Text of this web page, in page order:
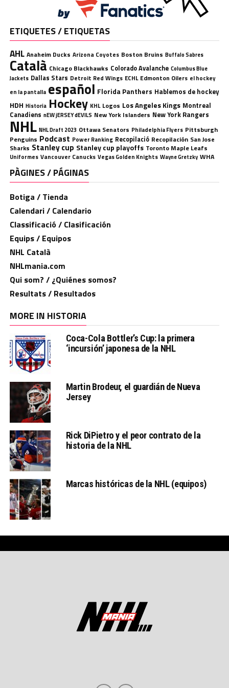
ETIQUETES / ETIQUETAS
AHL Anaheim Ducks Arizona Coyotes Boston Bruins Buffalo Sabres
Català Chicago Blackhawks Colorado Avalanche Columbus Blue
Jackets Dallas Stars Detroit Red Wings ECHL Edmonton Oilers el hockey
en la pantalla español Florida Panthers Hablemos de hockey
HDH Historia Hockey KHL Logos Los Angeles Kings Montreal
Canadiens nEW jERSEY dEVILS New York Islanders New York Rangers
NHL NHL Draft 2023 Ottawa Senators Philadelphia Flyers Pittsburgh
Penguins Podcast Power Ranking Recopilació Recopilación San Jose
Sharks Stanley cup Stanley cup playoffs Toronto Maple Leafs
Uniformes Vancouver Canucks Vegas Golden Knights Wayne Gretzky WHA
PÀGINES / PÁGINAS
Botiga / Tienda
Calendari / Calendario
Classificació / Clasificación
Equips / Equipos
NHL Català
NHLmania.com
Qui som? / ¿Quiénes somos?
Resultats / Resultados
MORE IN HISTORIA
Coca-Cola Bottler’s Cup: la primera
‘incursión’ japonesa de la NHL
Martin Brodeur, el guardián de Nueva
Jersey
Rick DiPietro y el peor contrato de la
historia de la NHL
Marcas históricas de la NHL (equipos)